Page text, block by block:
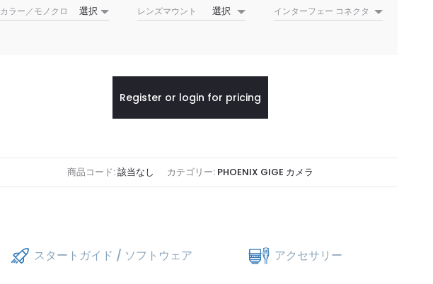
カラー／モノクロ レンズマウント インターフェー コネクタ
Register or login for pricing
商品コード:該当なし カテゴリー: PHOENIX GIGE カメラ
スタートガイド / ソフトウェア アクセサリー